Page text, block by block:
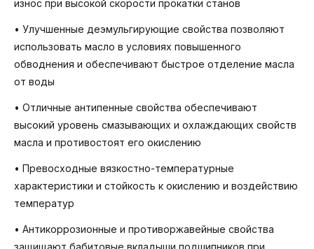
износ при высокой скорости прокатки станов
• Улучшенные деэмульгирующие свойства позволяют
использовать масло в условиях повышенного
обводнения и обеспечивают быстрое отделение масла
от воды
• Отличные антипенные свойства обеспечивают
высокий уровень смазывающих и охлаждающих свойств
масла и противостоят его окислению
• Превосходные вязкостно-температурные
характеристики и стойкость к окислению и воздействию
температур
• Антикоррозионные и противоржавейные свойства
защищают бабитовые вкладыши подшипников при